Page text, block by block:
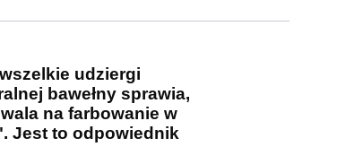
udziergi
bawełny sprawia,
na farbowanie w
Jest to odpowiednik